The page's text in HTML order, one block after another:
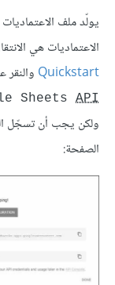
يولّد ملف
الاعتماديات هي
Quickstart والنقر
Sheets API
ولكن يجب أن تسجّل
الصفحة: